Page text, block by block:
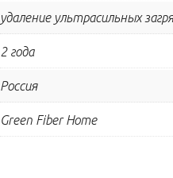
удаление ультрасильных
2 года
Россия
Green Fiber Home